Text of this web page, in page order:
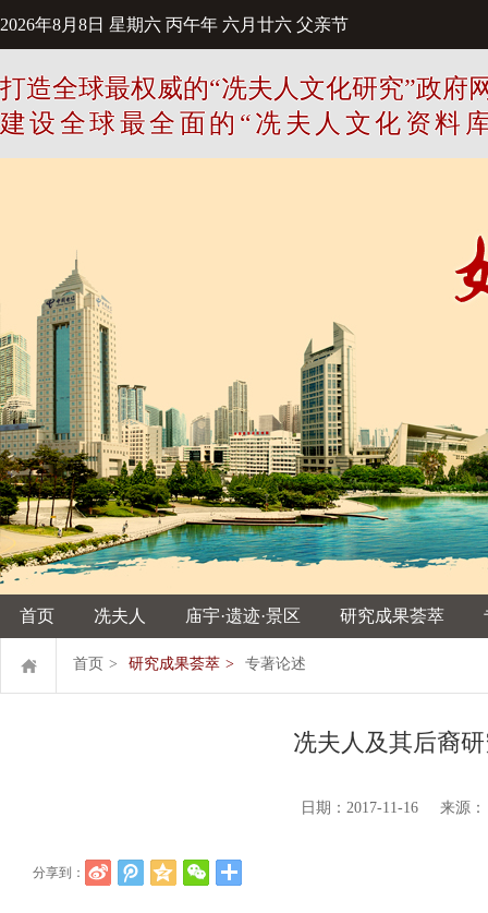
2026年8月8日 星期六 丙午年 六月廿六 父亲节
打造全球最权威的“冼夫人文化研究”政府
建设全球最全面的“冼夫人文化资料
首页 冼夫人 庙宇·遗迹·景区 研究成果荟萃
首页 > 研究成果荟萃 > 专著论述
冼夫人及其后裔
日期：2017-11-16 来源
分享到：